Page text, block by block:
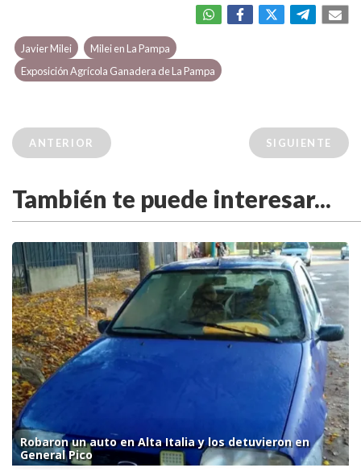
Javier Milei
Milei en La Pampa
Exposición Agrícola Ganadera de La Pampa
ANTERIOR SIGUIENTE
También te puede interesar...
Robaron un auto en Alta Italia y los detuvieron en
General Pico